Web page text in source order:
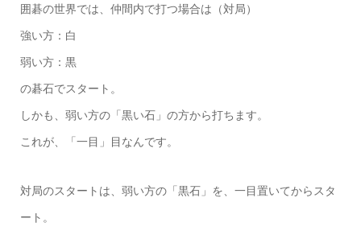
囲碁の世界では、仲間内で打つ場合は（対局）
強い方：白
弱い方：黒
の碁石でスタート。
しかも、弱い方の「黒い石」の方から打ちます。
これが、「一目」目なんです。
対局のスタートは、弱い方の「黒石」を、一目置いてからスタ
ート。